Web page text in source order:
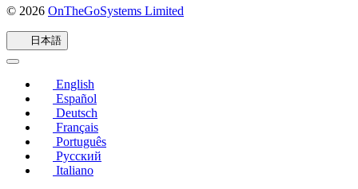
© 2026 OnTheGoSystems Limited（新
日本語
English
Español
Deutsch
Français
Português
Русский
Italiano